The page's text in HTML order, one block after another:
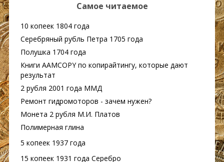
Самое читаемое
10 копеек 1804 года
Серебряный рубль Петра 1705 года
Полушка 1704 года
Книги AAMCOPY по копирайтингу, которые дают
результат
2 рубля 2001 года ММД
Ремонт гидромоторов - зачем нужен?
Монета 2 рубля М.И. Платов
Полимерная глина
5 копеек 1937 года
15 копеек 1931 года Серебро